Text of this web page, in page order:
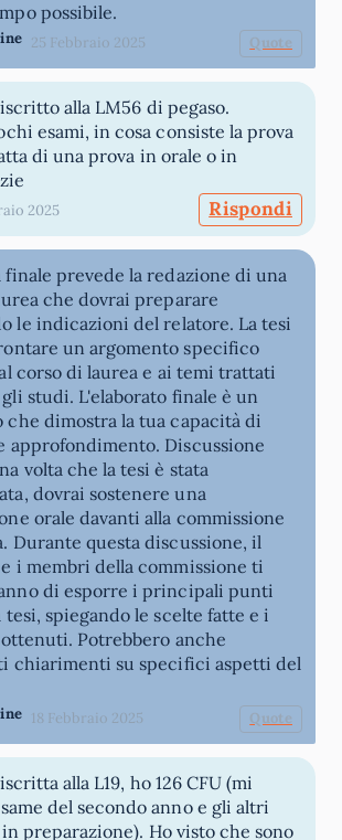
possibile.
25 Febbraio 2025 Quote
alla LM56 di pegaso.
esami, in cosa consiste la prova
di una prova in orale o in
2025 Rispondi
finale prevede la redazione di una
che dovrai preparare
le indicazioni del relatore. La tesi
un argomento specifico
corso di laurea e ai temi trattati
studi. L'elaborato finale è un
che dimostra la tua capacità di
approfondimento. Discussione
volta che la tesi è stata
dovrai sostenere una
orale davanti alla commissione
Durante questa discussione, il
i membri della commissione ti
di esporre i principali punti
tesi, spiegando le scelte fatte e i
Potrebbero anche
chiarimenti su specifici aspetti del
18 Febbraio 2025 Quote
del secondo anno e gli altri
preparazione). Ho visto che sono